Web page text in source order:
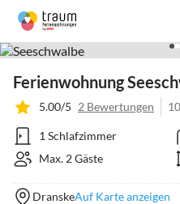
Ferienwohnung
5.00/5 2 Bewertungen
1 Schlafzimmer
Max. 2 Gäste
DranskeAuf Karte anzeigen